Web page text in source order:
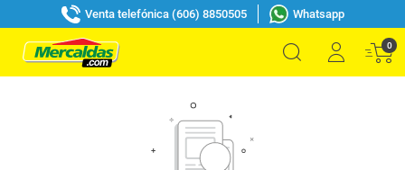
Venta telefónica (606) 8850505 Whatsapp
0